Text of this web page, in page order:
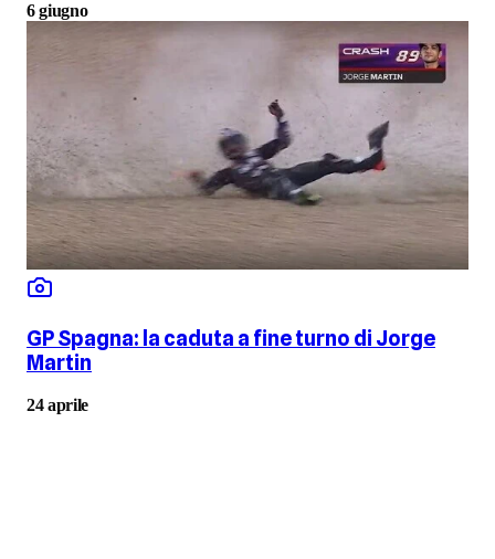
6 giugno
GP Spagna: la caduta a fine turno di Jorge
Martin
24 aprile